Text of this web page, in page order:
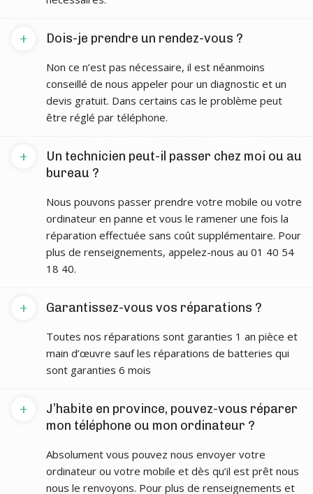
Dois-je prendre un rendez-vous ?
+
Non ce n’est pas nécessaire, il est néanmoins
conseillé de nous appeler pour un diagnostic et un
devis gratuit. Dans certains cas le problème peut
être réglé par téléphone.
Un technicien peut-il passer chez moi ou au
bureau ?
+
Nous pouvons passer prendre votre mobile ou votre
ordinateur en panne et vous le ramener une fois la
réparation effectuée sans coût supplémentaire. Pour
plus de renseignements, appelez-nous au 01 40 54
18 40.
Garantissez-vous vos réparations ?
+
Toutes nos réparations sont garanties 1 an pièce et
main d’œuvre sauf les réparations de batteries qui
sont garanties 6 mois
J’habite en province, pouvez-vous réparer
mon téléphone ou mon ordinateur ?
+
Absolument vous pouvez nous envoyer votre
ordinateur ou votre mobile et dès qu’il est prêt nous
nous le renvoyons. Pour plus de renseignements et